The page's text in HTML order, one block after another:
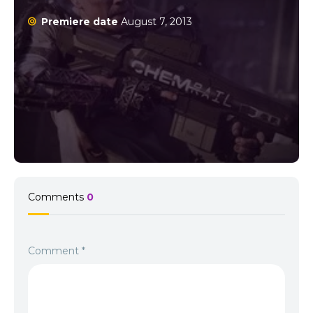
Premiere date August 7, 2013
Comments 0
Comment *